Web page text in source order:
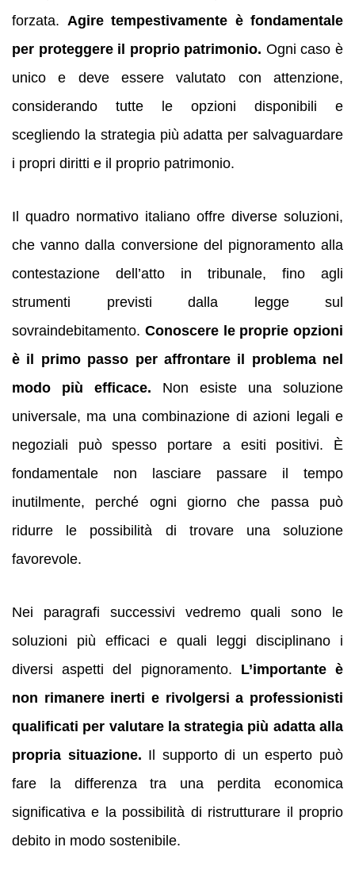
forzata. Agire tempestivamente è fondamentale
per proteggere il proprio patrimonio. Ogni caso è
unico e deve essere valutato con attenzione,
considerando tutte le opzioni disponibili e
scegliendo la strategia più adatta per salvaguardare
i propri diritti e il proprio patrimonio.
Il quadro normativo italiano offre diverse soluzioni,
che vanno dalla conversione del pignoramento alla
contestazione dell’atto in tribunale, fino agli
strumenti previsti dalla legge sul
sovraindebitamento. Conoscere le proprie opzioni
è il primo passo per affrontare il problema nel
modo più efficace. Non esiste una soluzione
universale, ma una combinazione di azioni legali e
negoziali può spesso portare a esiti positivi. È
fondamentale non lasciare passare il tempo
inutilmente, perché ogni giorno che passa può
ridurre le possibilità di trovare una soluzione
favorevole.
Nei paragrafi successivi vedremo quali sono le
soluzioni più efficaci e quali leggi disciplinano i
diversi aspetti del pignoramento. L’importante è
non rimanere inerti e rivolgersi a professionisti
qualificati per valutare la strategia più adatta alla
propria situazione. Il supporto di un esperto può
fare la differenza tra una perdita economica
significativa e la possibilità di ristrutturare il proprio
debito in modo sostenibile.